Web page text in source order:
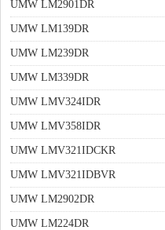
UMW LM2901DR
UMW LM139DR
UMW LM239DR
UMW LM339DR
UMW LMV324IDR
UMW LMV358IDR
UMW LMV321IDCKR
UMW LMV321IDBVR
UMW LM2902DR
UMW LM224DR